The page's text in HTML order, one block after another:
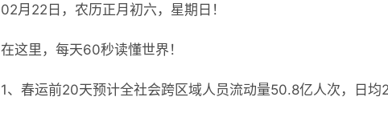
02月22日，农历正月初六，星期日！
在这里，每天60秒读懂世界！
1、春运前20天预计全社会跨区域人员流动量50.8亿人次，日